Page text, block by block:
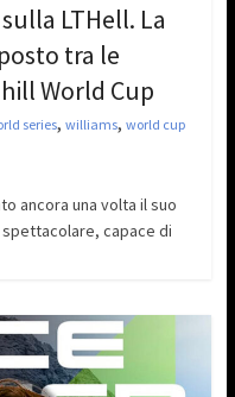
LTHell. La
tra le
World Cup
series, williams, world cup
ancora una volta il suo
capace di